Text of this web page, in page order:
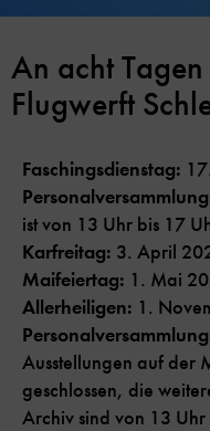
An acht
Flugwerft
Faschingsdienstag:
ist von 13 Uhr bis 17
Karfreitag: 3. April
Maifeiertag: 1. Mai
Allerheiligen: 1.
Ausstellungen auf der
geschlossen, die
Archiv sind von 13